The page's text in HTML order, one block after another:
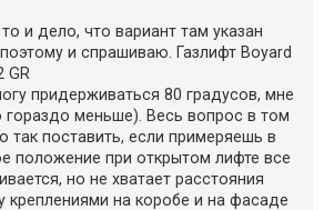
и дело, что вариант там указан
и спрашиваю. Газлифт Boyard
GR
придерживаться 80 градусов, мне
гораздо меньше). Весь вопрос в том
так поставить, если примеряешь в
положение при открытом лифте все
но не хватает расстояния
креплениями на коробе и на фасаде